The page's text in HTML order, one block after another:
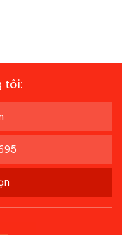
tôi: